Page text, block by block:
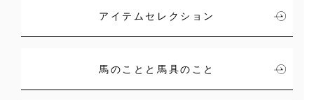
アイテムセレクション
馬のことと馬具のこと